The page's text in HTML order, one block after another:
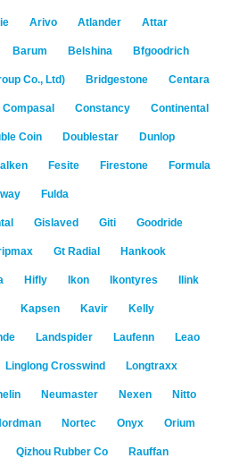
Arivo Atlander Attar
Barum Belshina Bfgoodrich
Co., Ltd) Bridgestone Centara
Compasal Constancy Continental
Coin Doublestar Dunlop
Fesite Firestone Formula
Fulda
Gislaved Giti Goodride
Gt Radial Hankook
Hifly Ikon Ikontyres Ilink
Kapsen Kavir Kelly
Landspider Laufenn Leao
Linglong Crosswind Longtraxx
Neumaster Nexen Nitto
Nortec Onyx Orium
Qizhou Rubber Co Rauffan